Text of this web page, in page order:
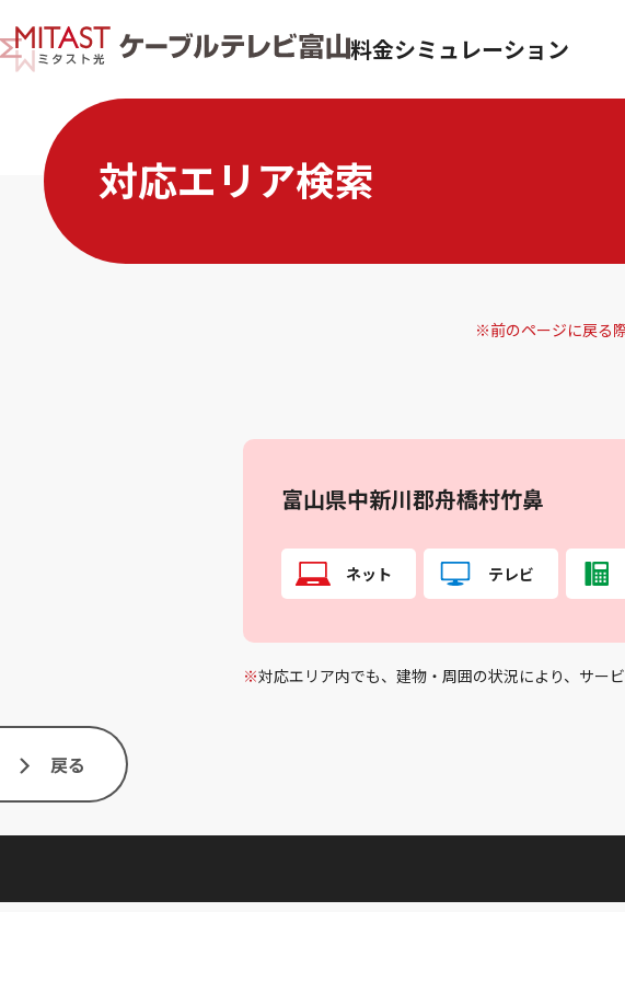
料金シミュレーション
対応エリア検索
※前のページに戻る
富山県中新川郡舟橋村竹鼻
ネット テレビ
※対応エリア内でも、建物・周囲の状況により、サー
戻る